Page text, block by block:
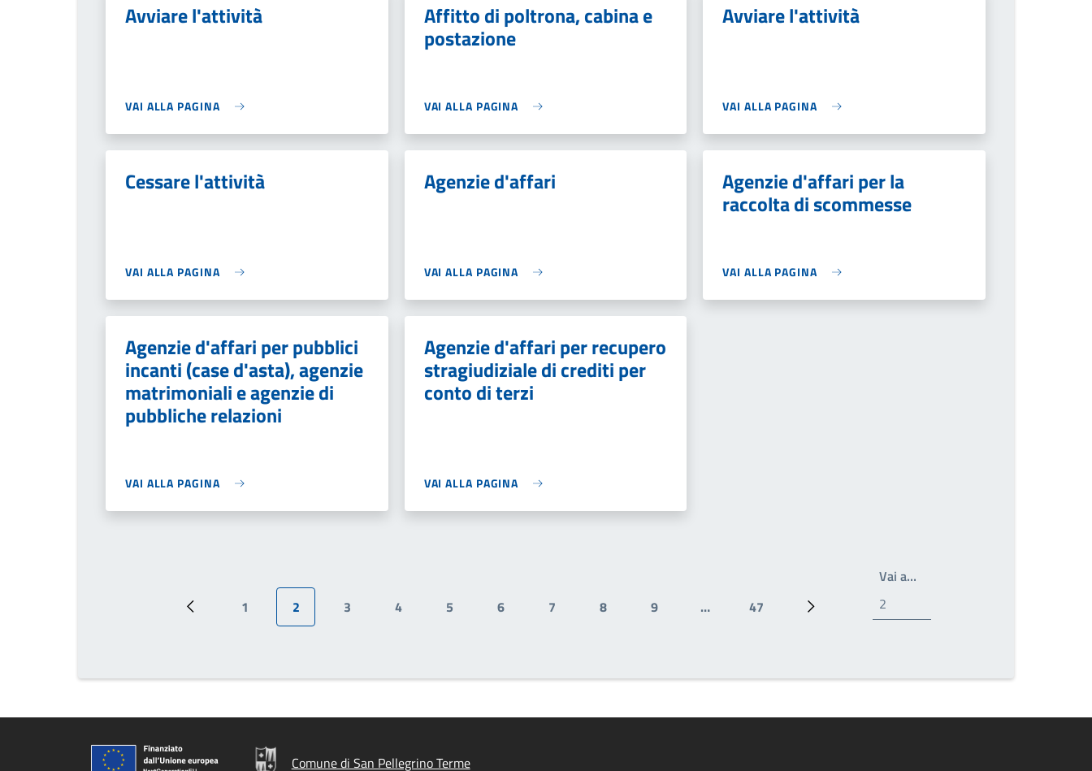
Avviare l'attività
VAI ALLA PAGINA
Affitto di poltrona, cabina e
postazione
VAI ALLA PAGINA
Avviare l'attività
VAI ALLA PAGINA
Cessare l'attività
VAI ALLA PAGINA
Agenzie d'affari
VAI ALLA PAGINA
Agenzie d'affari per la
raccolta di scommesse
VAI ALLA PAGINA
Agenzie d'affari per pubblici
incanti (case d'asta), agenzie
matrimoniali e agenzie di
pubbliche relazioni
VAI ALLA PAGINA
Agenzie d'affari per recupero
stragiudiziale di crediti per
conto di terzi
VAI ALLA PAGINA
Pagina precedente
Pagina
1
Pagina attuale
2
Pagina
3
Pagina
4
Pagina
5
Pagina
6
Pagina
7
Pagina
8
Pagina
9 …
Ultima pagina
47
Pagina successiva
Vai a…
Comune di San Pellegrino Terme